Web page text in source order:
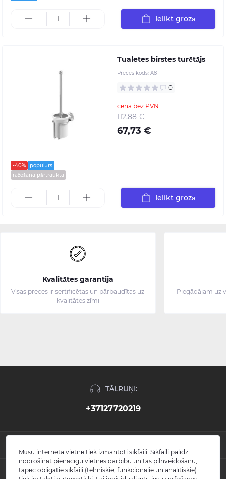
Ielikt grozā
-40%
populārs
ražošana pārtraukta
Tualetes birstes turētājs
Preces kods: A8
0
cena bez PVN
112,88 €
67,73 €
Ielikt grozā
Kvalitātes garantija
Visas preces ir sertificētas un pārbaudītas uz
kvalitātes zīmi
Piegādājam uz
TĀLRUŅI:
+37127720219
Jaunumi
Atsauksmes
POPULĀRS
Mūsu interneta vietnē tiek izmantoti sīkfaili. Sīkfaili palīdz
nodrošināt pienācīgu vietnes darbību un tās pilnveidošanu,
tāpēc obligātie sīkfaili (tehniskie, funkcionālie un analītiskie)